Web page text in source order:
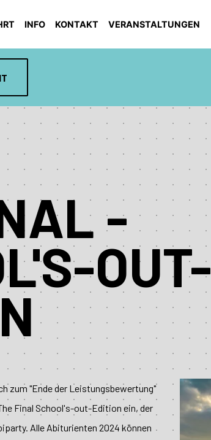
INFO KONTAKT VERANSTALTUNGEN
-
OUT-
zum "Ende der Leistungsbewertung"
Final School's-out-Edition ein, der
Alle Abiturienten 2024 können